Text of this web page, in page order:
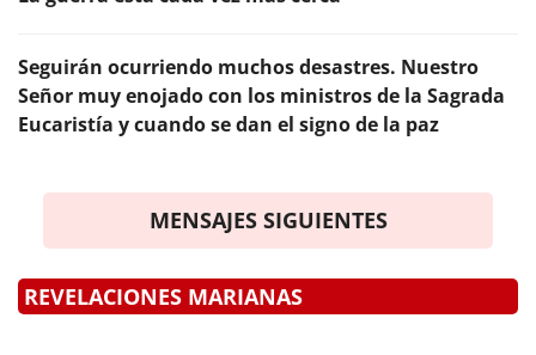
Seguirán ocurriendo muchos desastres. Nuestro
Señor muy enojado con los ministros de la Sagrada
Eucaristía y cuando se dan el signo de la paz
MENSAJES SIGUIENTES
REVELACIONES MARIANAS